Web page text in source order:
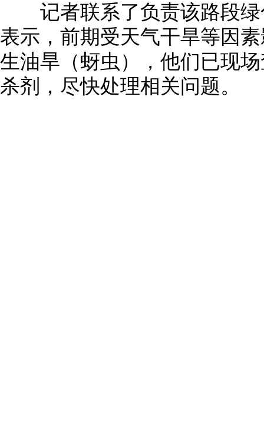
记者联系了负责该路段绿
表示，前期受天气干旱等因
生油旱（蚜虫），他们已现
杀剂，尽快处理相关问题。